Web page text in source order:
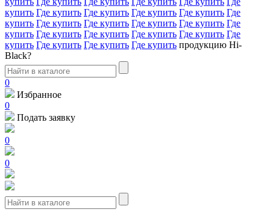
купить Где купить Где купить Где купить Где купить Где
купить Где купить Где купить Где купить Где купить Где
купить Где купить Где купить Где купить Где купить Где
купить Где купить Где купить Где купить продукцию Hi-
Black?
0
Избранное
0
Подать заявку
0
0